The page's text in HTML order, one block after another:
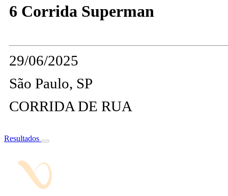
6 Corrida Superman
29/06/2025
São Paulo, SP
CORRIDA DE RUA
Resultados